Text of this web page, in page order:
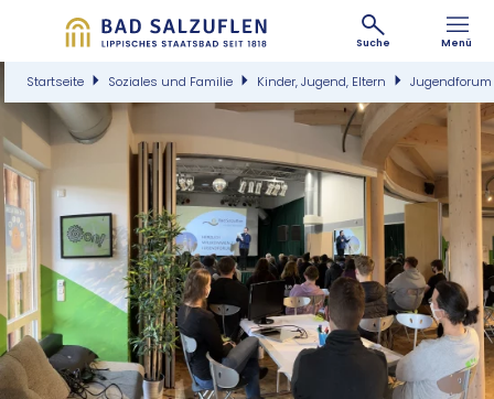
Suche Menü
Startseite Soziales und Familie Kinder, Jugend, Eltern Jugendforum